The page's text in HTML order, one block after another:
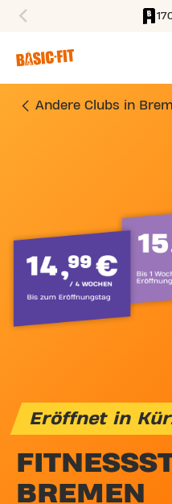
Andere Clubs in
Eröffnet in
BREMEN